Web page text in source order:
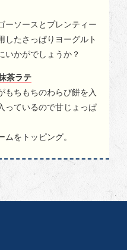
ーソースとプレンティー
したさっぱりヨーグルト
いかがでしょうか？
茶ラテ
もちもちのわらび餅を入
っているので甘じょっぱ
をトッピング。